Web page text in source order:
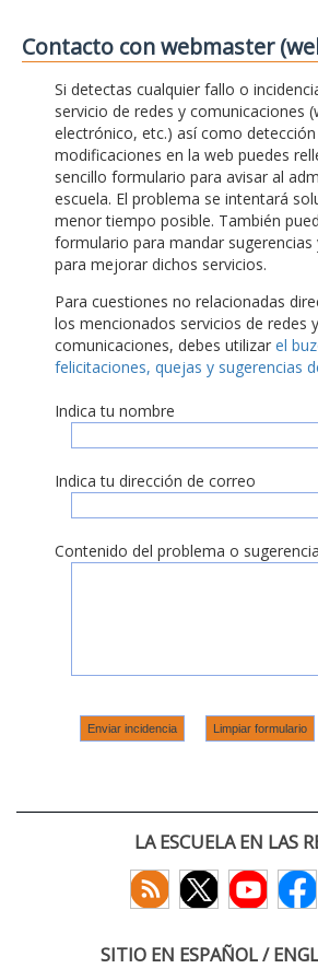
Contacto con webmaster
Si detectas cualquier fallo o
servicio de redes y comunicaciones
electrónico, etc.) así como
modificaciones en la web puedes
sencillo formulario para avisar al
escuela. El problema se intentará
menor tiempo posible. También
formulario para mandar sugerencias
para mejorar dichos servicios.
Para cuestiones no relacionadas
los mencionados servicios de redes y
comunicaciones, debes utilizar el
felicitaciones, quejas y sugerencias
Indica tu nombre
Indica tu dirección de correo
Contenido del problema o sugerencia
LA ESCUELA EN LAS
SITIO EN ESPAÑOL /